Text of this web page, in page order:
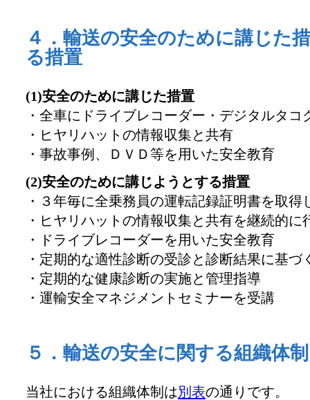
４．輸送の安全のために講じた
る措置
(1)安全のために講じた措置
・全車にドライブレコーダー・デジタルタコ
・ヒヤリハットの情報収集と共有
・事故事例、ＤＶＤ等を用いた安全教育
(2)安全のために講じようとする措置
・３年毎に全乗務員の運転記録証明書を取得
・ヒヤリハットの情報収集と共有を継続的に
・ドライブレコーダーを用いた安全教育
・定期的な適性診断の受診と診断結果に基づ
・定期的な健康診断の実施と管理指導
・運輸安全マネジメントセミナーを受講
５．輸送の安全に関する組織体制
当社における組織体制は別表の通りです。